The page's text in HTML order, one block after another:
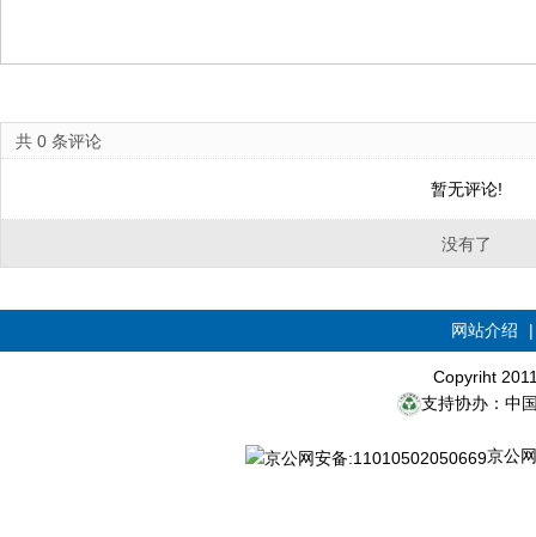
共 0 条评论
暂无评论!
没有了
网站介绍
Copyriht
支持协办：中
京公